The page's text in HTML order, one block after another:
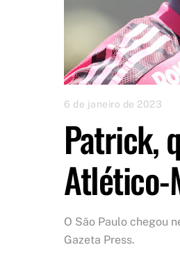
6 de janeiro de 2023
Patrick,
Atlético-
O São Paulo chegou
Gazeta Press.